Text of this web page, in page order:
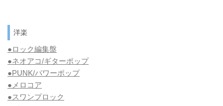
洋楽
●ロック編集盤
●ネオアコ/ギターポップ
●PUNK/パワーポップ
●メロコア
●スワンプロック